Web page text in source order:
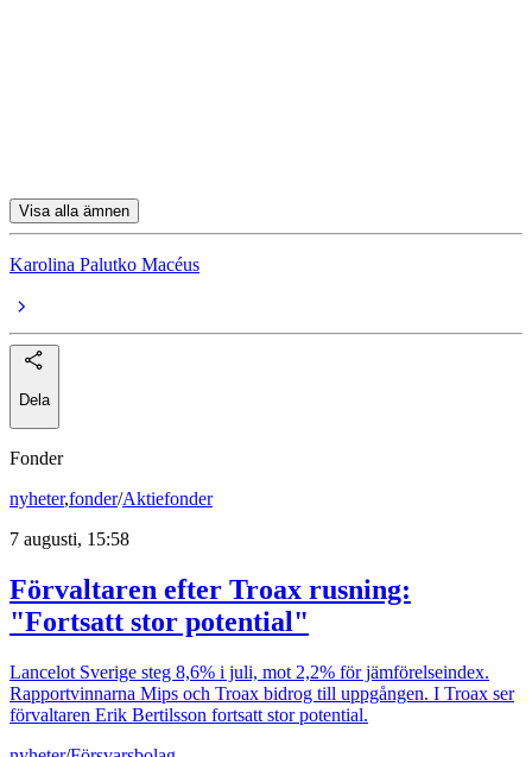
Visa alla ämnen
Karolina Palutko Macéus
Dela
Fonder
nyheter,fonder/Aktiefonder
7 augusti, 15:58
Förvaltaren efter Troax rusning:
"Fortsatt stor potential"
Lancelot Sverige steg 8,6% i juli, mot 2,2% för jämförelseindex.
Rapportvinnarna Mips och Troax bidrog till uppgången. I Troax ser
förvaltaren Erik Bertilsson fortsatt stor potential.